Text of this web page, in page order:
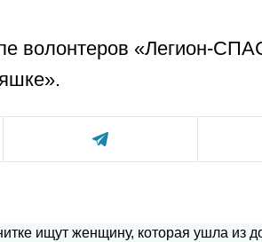
волонтеров «Легион-